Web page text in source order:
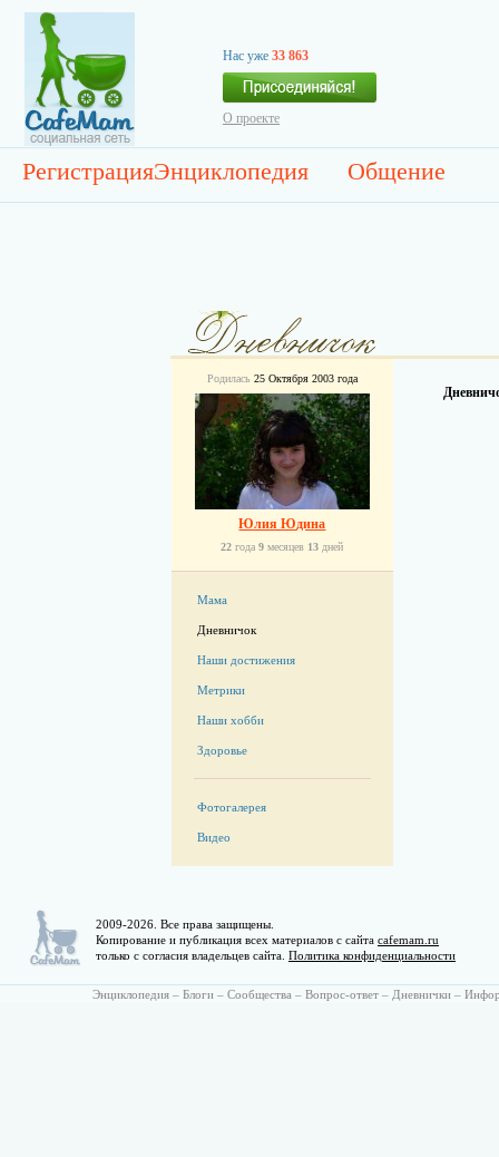
Нас уже 33 863
О проекте
РегистрацияЭнциклопедия Общение
Родилась 25 Октября 2003 года
Юлия Юдина
22 года9 месяцев 13 дней
Мама
Дневничок
Наши достижения
Метрики
Наши хобби
Здоровье
Фотогалерея
Видео
2009-2026. Все права защищены.
Копирование и публикация всех материалов с сайта cafemam.ru
только с согласия владельцев сайта. Политика конфиденциальности
Энциклопедия – Блоги – Сообщества – Вопрос-ответ – Дневнички –